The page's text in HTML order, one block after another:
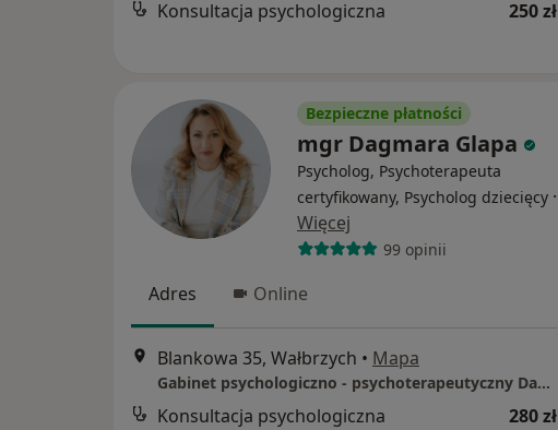
Konsultacja psychologiczna 250 zł
Bezpieczne płatności
mgr Dagmara Glapa
Psycholog, Psychoterapeuta
certyfikowany, Psycholog dziecięcy ·
Więcej
99 opinii
Adres Online
Blankowa 35, Wałbrzych • Mapa
Gabinet psychologiczno - psychoterapeutyczny Dagmara Glapa
Konsultacja psychologiczna 280 zł